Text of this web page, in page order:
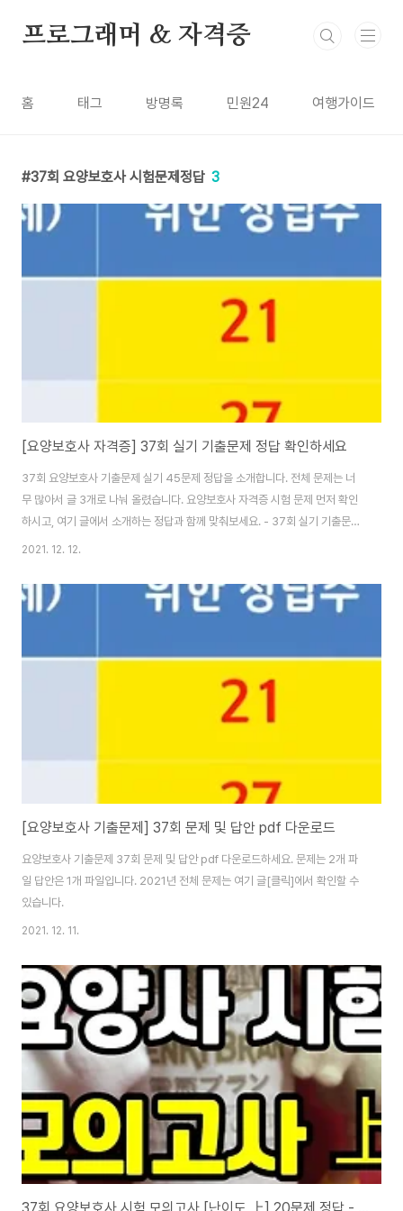
프로그래머 & 자격증
홈 태그 방명록 민원24 여행가이드
37회 요양보호사 시험문제정답 3
[요양보호사 자격증] 37회 실기 기출문제 정답 확인하세요
37회 요양보호사 기출문제 실기 45문제 정답을 소개합니다. 전체 문제는 너
무 많아서 글 3개로 나눠 올렸습니다. 요양보호사 자격증 시험 문제 먼저 확인
하시고, 여기 글에서 소개하는 정답과 함께 맞춰보세요. - 37회 실기 기출문제
36~50번 [클릭하세요] - 37회 실기 기출문제 51~65번 [클릭하세요] - 37
답안 36. 4 37. 4 38. 2 39. 5 40. 5 41. 3 42. 3 43. 4 44. 2 45. 2 46.
5 47. 1 48. 2 49. 1 50. 1 51. 5 52. 2 53. 3 54. 2 55. 2 56. 3 57. 4
2021. 12. 12.
[요양보호사 기출문제] 37회 문제 및 답안 pdf 다운로드
요양보호사 기출문제 37회 문제 및 답안 pdf 다운로드하세요. 문제는 2개 파
일 답안은 1개 파일입니다. 2021년 전체 문제는 여기 글[클릭]에서 확인할 수
있습니다.
2021. 12. 11.